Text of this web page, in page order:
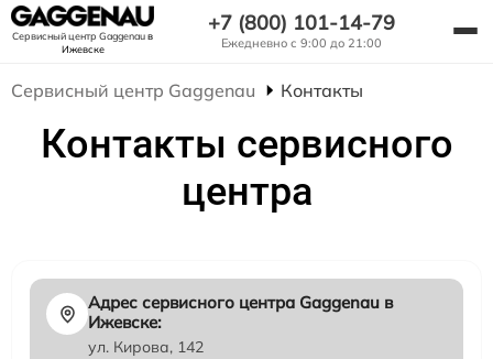
Сервисный центр Gaggenauв
Ижевске
+7 (800) 101-14-79
Ежедневно с 9:00 до 21:00
Сервисный центр Gaggenau Контакты
Контакты сервисного
центра
Адрес сервисного центра Gaggenau в
Ижевске:
ул. Кирова, 142